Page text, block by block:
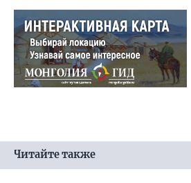
Читайте также